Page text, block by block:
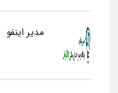
مدیر اینفو